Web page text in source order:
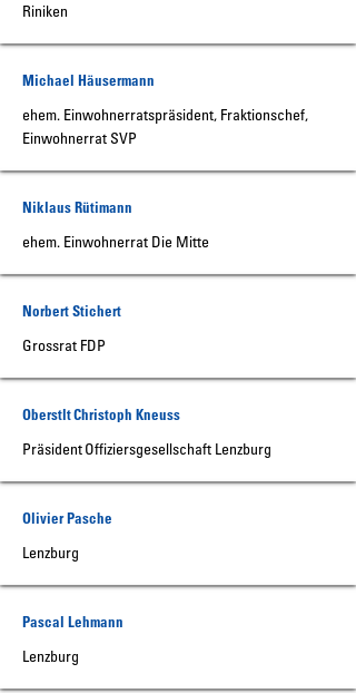
Riniken
Michael Häusermann
ehem. Einwohnerratspräsident, Fraktionschef,
Einwohnerrat SVP
Niklaus Rütimann
ehem. Einwohnerrat Die Mitte
Norbert Stichert
Grossrat FDP
Oberstlt Christoph Kneuss
Präsident Offiziersgesellschaft Lenzburg
Olivier Pasche
Lenzburg
Pascal Lehmann
Lenzburg